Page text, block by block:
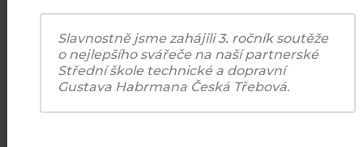
UDÁLOSTI
Co je u nás
nového
Slavnostně jsme zahájili 3. ročník soutěže
o nejlepšího svářeče na naší partnerské
Střední škole technické a dopravní
Gustava Habrmana Česká Třebová.